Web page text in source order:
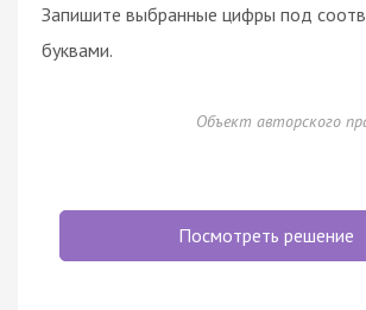
Запишите выбранные цифры под
буквами.
Объект авторского
Посмотреть решение